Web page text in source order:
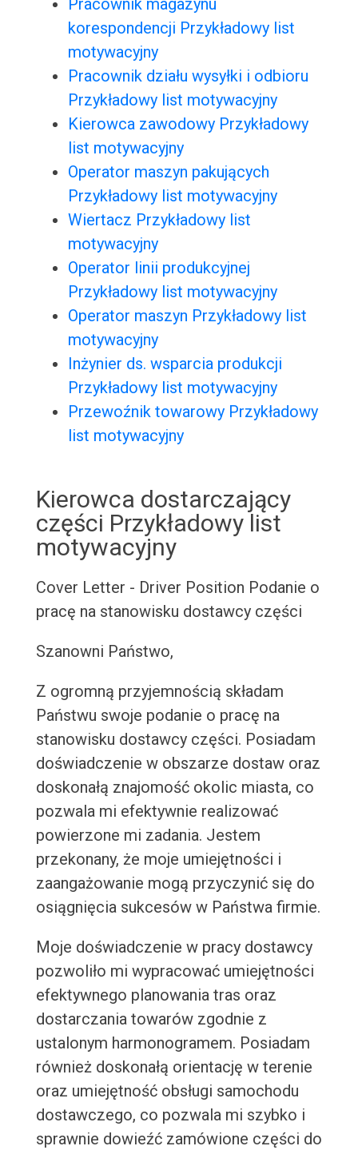
Pracownik magazynu
korespondencji Przykładowy list
motywacyjny
Pracownik działu wysyłki i odbioru
Przykładowy list motywacyjny
Kierowca zawodowy Przykładowy
list motywacyjny
Operator maszyn pakujących
Przykładowy list motywacyjny
Wiertacz Przykładowy list
motywacyjny
Operator linii produkcyjnej
Przykładowy list motywacyjny
Operator maszyn Przykładowy list
motywacyjny
Inżynier ds. wsparcia produkcji
Przykładowy list motywacyjny
Przewoźnik towarowy Przykładowy
list motywacyjny
Kierowca dostarczający
części Przykładowy list
motywacyjny
Cover Letter - Driver Position Podanie o
pracę na stanowisku dostawcy części
Szanowni Państwo,
Z ogromną przyjemnością składam
Państwu swoje podanie o pracę na
stanowisku dostawcy części. Posiadam
doświadczenie w obszarze dostaw oraz
doskonałą znajomość okolic miasta, co
pozwala mi efektywnie realizować
powierzone mi zadania. Jestem
przekonany, że moje umiejętności i
zaangażowanie mogą przyczynić się do
osiągnięcia sukcesów w Państwa firmie.
Moje doświadczenie w pracy dostawcy
pozwoliło mi wypracować umiejętności
efektywnego planowania tras oraz
dostarczania towarów zgodnie z
ustalonym harmonogramem. Posiadam
również doskonałą orientację w terenie
oraz umiejętność obsługi samochodu
dostawczego, co pozwala mi szybko i
sprawnie dowieźć zamówione części do